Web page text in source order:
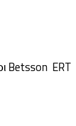
Betsson ERT